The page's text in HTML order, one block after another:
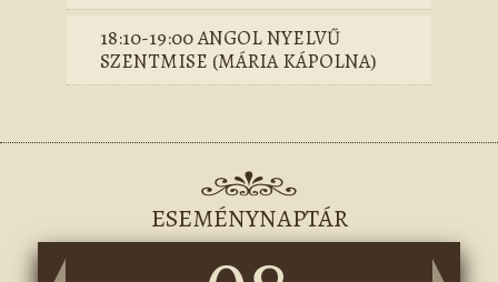
18:10-19:00 ANGOL NYELVŰ
SZENTMISE (MÁRIA KÁPOLNA)
ESEMÉNYNAPTÁR